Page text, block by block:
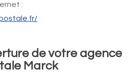
:
de votre agence
Marck